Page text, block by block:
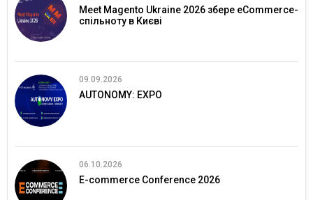
Meet Magento Ukraine 2026 збере eCommerce-
спільноту в Києві
09.09.2026
AUTONOMY: EXPO
06.10.2026
E-commerce Conference 2026